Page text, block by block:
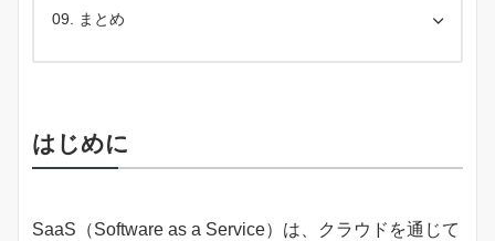
まとめ
はじめに
SaaS（Software as a Service）は、クラウドを通じて